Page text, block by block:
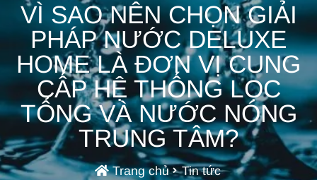
VÌ SAO NÊN CHỌN GIẢI
PHÁP NƯỚC DELUXE
HOME LÀ ĐƠN VỊ CUNG
CẤP HỆ THỐNG LỌC
TỔNG VÀ NƯỚC NÓNG
TRUNG TÂM?
Trang chủ
Tin tức